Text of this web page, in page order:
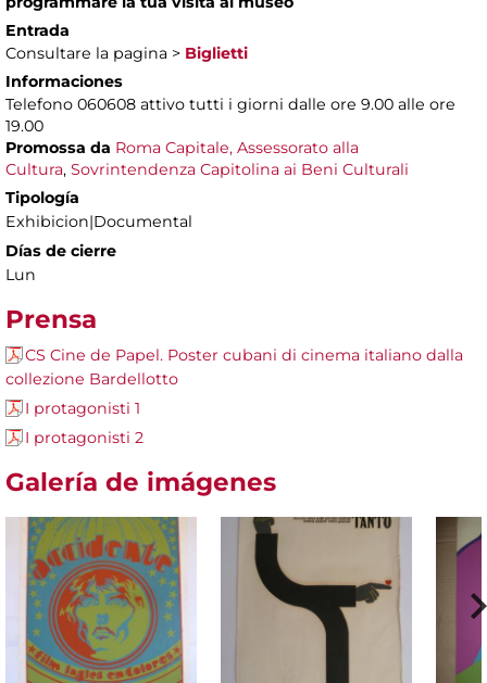
Entrada
Consultare la pagina > Biglietti
Informaciones
Telefono 060608 attivo tutti i giorni dalle ore 9.00 alle ore
19.00
Promossa da Roma Capitale, Assessorato alla
Cultura, Sovrintendenza Capitolina ai Beni Culturali
Tipología
Exhibicion|Documental
Días de cierre
Lun
Prensa
CS Cine de Papel. Poster cubani di cinema italiano dalla
collezione Bardellotto
I protagonisti 1
I protagonisti 2
Galería de imágenes